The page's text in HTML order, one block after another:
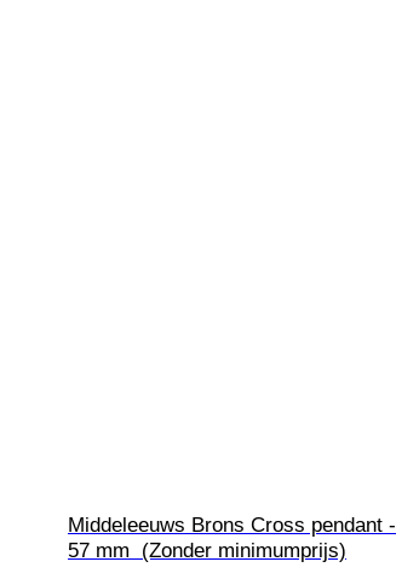
Middeleeuws Brons Cross pendant -
57 mm  (Zonder minimumprijs)